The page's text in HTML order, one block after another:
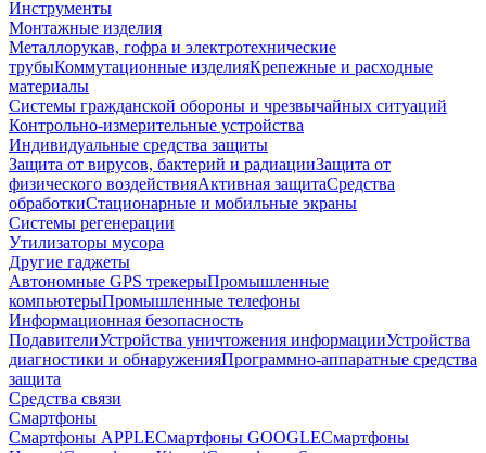
Инструменты
Монтажные изделия
Металлорукав, гофра и электротехнические
трубыКоммутационные изделияКрепежные и расходные
материалы
Системы гражданской обороны и чрезвычайных ситуаций
Контрольно-измерительные устройства
Индивидуальные средства защиты
Защита от вирусов, бактерий и радиацииЗащита от
физического воздействияАктивная защитаСредства
обработкиСтационарные и мобильные экраны
Системы регенерации
Утилизаторы мусора
Другие гаджеты
Автономные GPS трекерыПромышленные
компьютерыПромышленные телефоны
Информационная безопасность
ПодавителиУстройства уничтожения информацииУстройства
диагностики и обнаруженияПрограммно-аппаратные средства
защита
Средства связи
Смартфоны
Смартфоны APPLEСмартфоны GOOGLEСмартфоны